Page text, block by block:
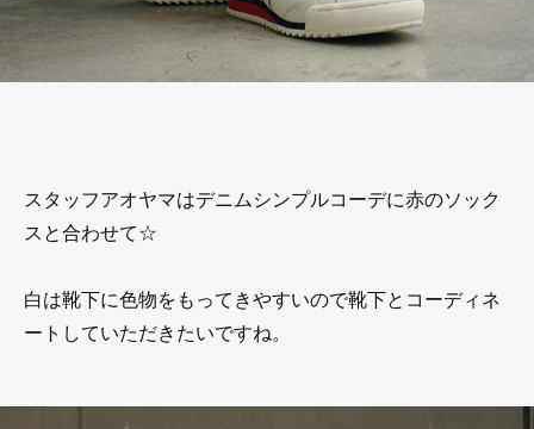
スタッフアオヤマはデニムシンプルコーデに赤のソック
スと合わせて☆
白は靴下に色物をもってきやすいので靴下とコーディネ
ートしていただきたいですね。